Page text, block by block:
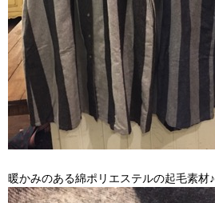
暖かみのある綿ポリエステルの起毛素材♪